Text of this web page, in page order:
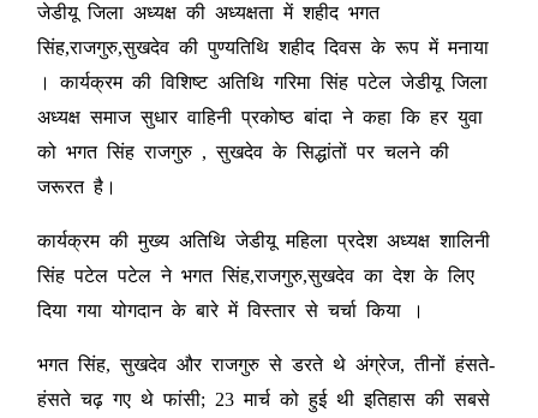
जेडीयू जिला अध्यक्ष की अध्यक्षता में शहीद भगत
सिंह,राजगुरु,सुखदेव की पुण्यतिथि शहीद दिवस के रूप में मनाया
। कार्यक्रम की विशिष्ट अतिथि गरिमा सिंह पटेल जेडीयू जिला
अध्यक्ष समाज सुधार वाहिनी प्रकोष्ठ बांदा ने कहा कि हर युवा
को भगत सिंह राजगुरु , सुखदेव के सिद्धांतों पर चलने की
जरूरत है।
कार्यक्रम की मुख्य अतिथि जेडीयू महिला प्रदेश अध्यक्ष शालिनी
सिंह पटेल पटेल ने भगत सिंह,राजगुरु,सुखदेव का देश के लिए
दिया गया योगदान के बारे में विस्तार से चर्चा किया ।
भगत सिंह, सुखदेव और राजगुरु से डरते थे अंग्रेज, तीनों हंसते-
हंसते चढ़ गए थे फांसी; 23 मार्च को हुई थी इतिहास की सबसे